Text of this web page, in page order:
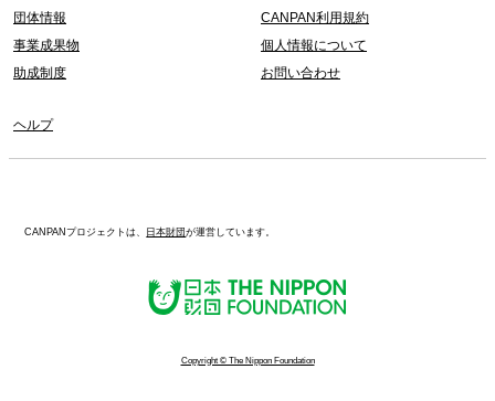
団体情報
事業成果物
助成制度
CANPAN利用規約
個人情報について
お問い合わせ
ヘルプ
CANPANプロジェクトは、 日本財団が運営しています。
Copyright © The Nippon Foundation